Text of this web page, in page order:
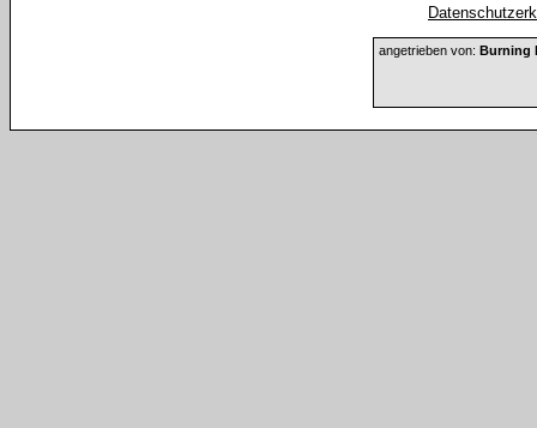
angetrieben von: Burning